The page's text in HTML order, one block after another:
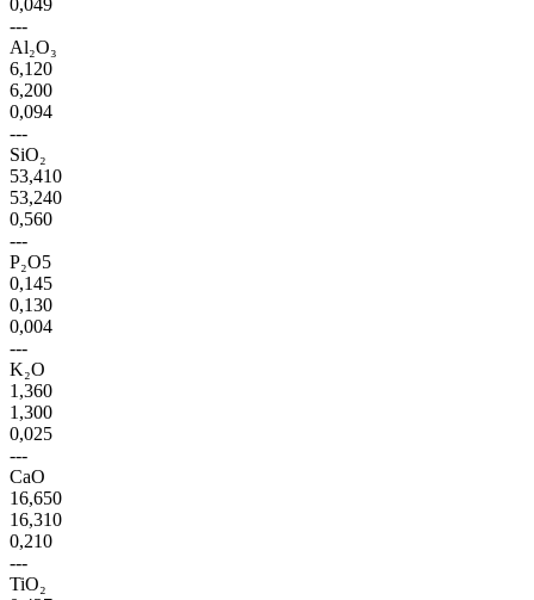
0,049
---
Al₂O₃
6,120
6,200
0,094
---
SiO₂
53,410
53,240
0,560
---
P₂O5
0,145
0,130
0,004
---
K₂O
1,360
1,300
0,025
---
CaO
16,650
16,310
0,210
---
TiO₂